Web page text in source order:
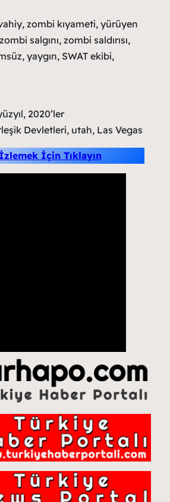
zombi kıyameti, yürüyen
salgını, zombi saldırısı,
yaygın, SWAT ekibi,
2020’ler
Devletleri, utah, Las Vegas
İçin Tıklayın